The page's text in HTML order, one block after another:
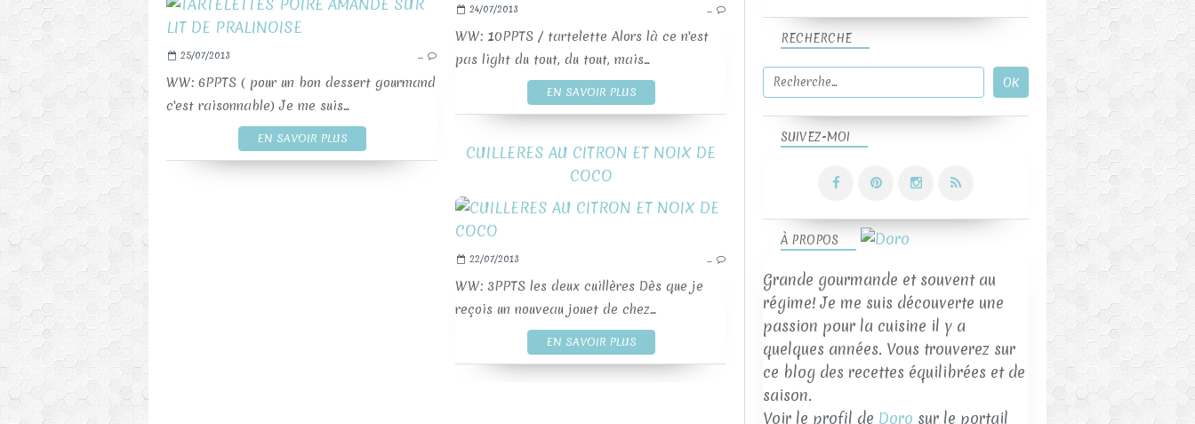
POIRE
PRALINOISE
TARTES ET TARTELETTES SUCRÉES
25/07/2013 …
WW: 6PPTS ( pour un bon dessert gourmand
c'est raisonnable) Je me suis...
EN SAVOIR PLUS
PÂTE SABLÉE
TARTES ET TARTELETTES SUCRÉES
24/07/2013 …
WW: 10PPTS / tartelette Alors là ce n'est
pas light du tout, du tout, mais...
EN SAVOIR PLUS
CUILLERES AU CITRON ET NOIX DE
COCO
CITRON
GOURMANDISES
PÂTE SABLÉE
22/07/2013 …
WW: 3PPTS les deux cuillères Dès que je
reçois un nouveau jouet de chez...
EN SAVOIR PLUS
SUIVEZ-MOI
RECHERCHE
À PROPOS
Grande gourmande et souvent au
régime! Je me suis découverte une
passion pour la cuisine il y a
quelques années. Vous trouverez sur
ce blog des recettes équilibrées et de
saison.
Voir le profil de Doro sur le portail